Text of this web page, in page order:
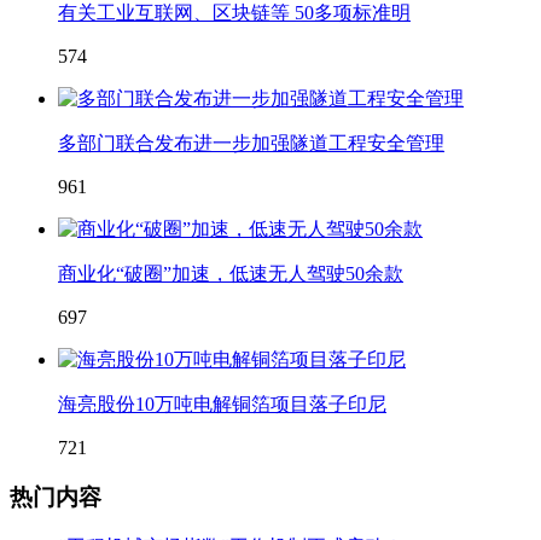
有关工业互联网、区块链等 50多项标准明
574
多部门联合发布进一步加强隧道工程安全管理
961
商业化“破圈”加速，低速无人驾驶50余款
697
海亮股份10万吨电解铜箔项目落子印尼
721
热门内容